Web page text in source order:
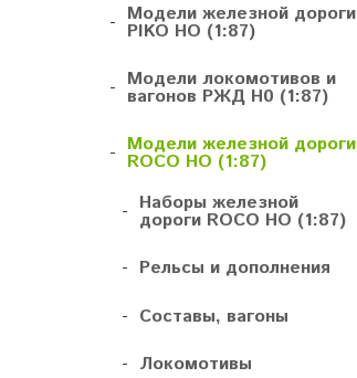
- Модели железной дороги
PIKO HO (1:87)
- Модели локомотивов и
вагонов РЖД H0 (1:87)
- Модели железной дороги
ROCO HO (1:87)
- Наборы железной
дороги ROCO HO (1:87)
- Рельсы и дополнения
- Составы, вагоны
- Локомотивы